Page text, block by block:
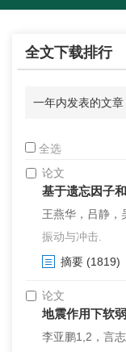
全文下载排行
一年内发表的文章
全选
论文
基于遗忘因子
王燕华，吕静，
振动与冲击.
摘要 (1819)
论文
地震作用下软
李亚鹏1,2，言